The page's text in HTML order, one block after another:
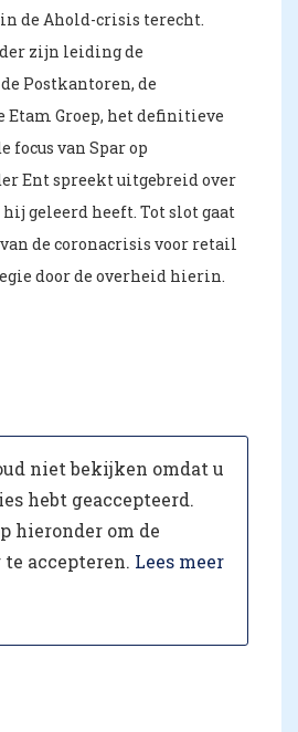
de Ahold-crisis terecht.
zijn leiding de
Postkantoren, de
Etam Groep, het definitieve
focus van Spar op
Ent spreekt uitgebreid over
geleerd heeft. Tot slot gaat
de coronacrisis voor retail
door de overheid hierin.
niet bekijken omdat u
hebt geaccepteerd.
hieronder om de
accepteren. Lees meer